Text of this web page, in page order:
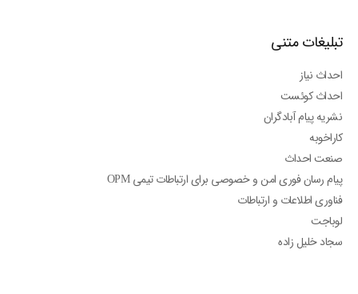
تبلیغات متنی
احداث نیاز
احداث کوئست
نشریه پیام آبادگران
کاراخوبه
صنعت احداث
پیام رسان فوری امن و خصوصی برای ارتباطات تیمی OPM
فناوری اطلاعات و ارتباطات
لوباجت
سجاد خلیل زاده